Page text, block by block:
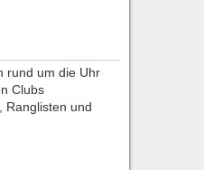
rund um die Uhr
Clubs
Ranglisten und